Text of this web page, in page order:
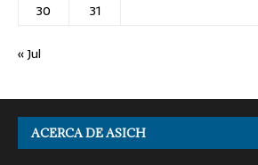
30
31
« Jul
ACERCA DE ASICH